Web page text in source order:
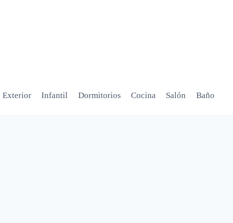
Exterior Infantil Dormitorios Cocina Salón Baño